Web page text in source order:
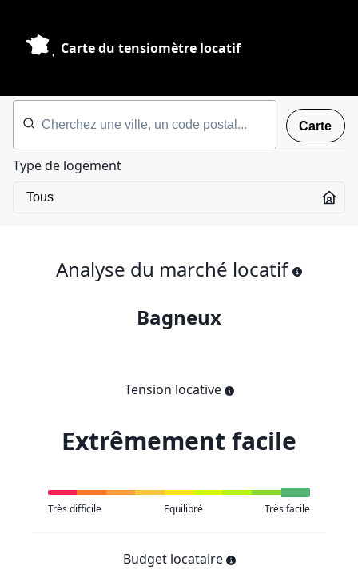
Carte du tensiomètre locatif
Carte
Type de logement
Analyse du marché locatif
Bagneux
Tension locative
Extrêmement facile
Très difficile Equilibré Très facile
Budget locataire